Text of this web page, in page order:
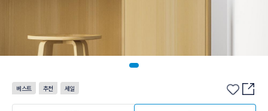
베스트 추천 세일